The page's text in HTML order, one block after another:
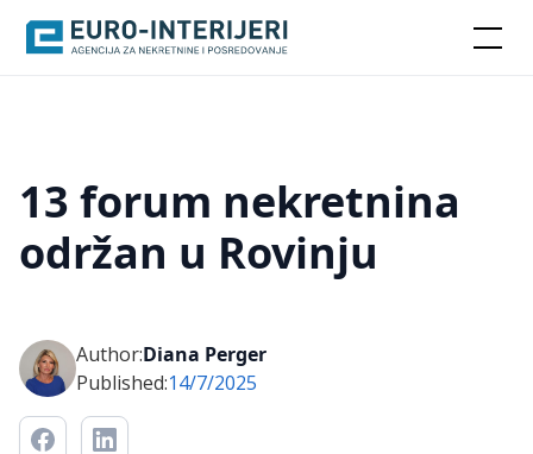
13 forum nekretnina
održan u Rovinju
Author:Diana Perger
Published:14/7/2025